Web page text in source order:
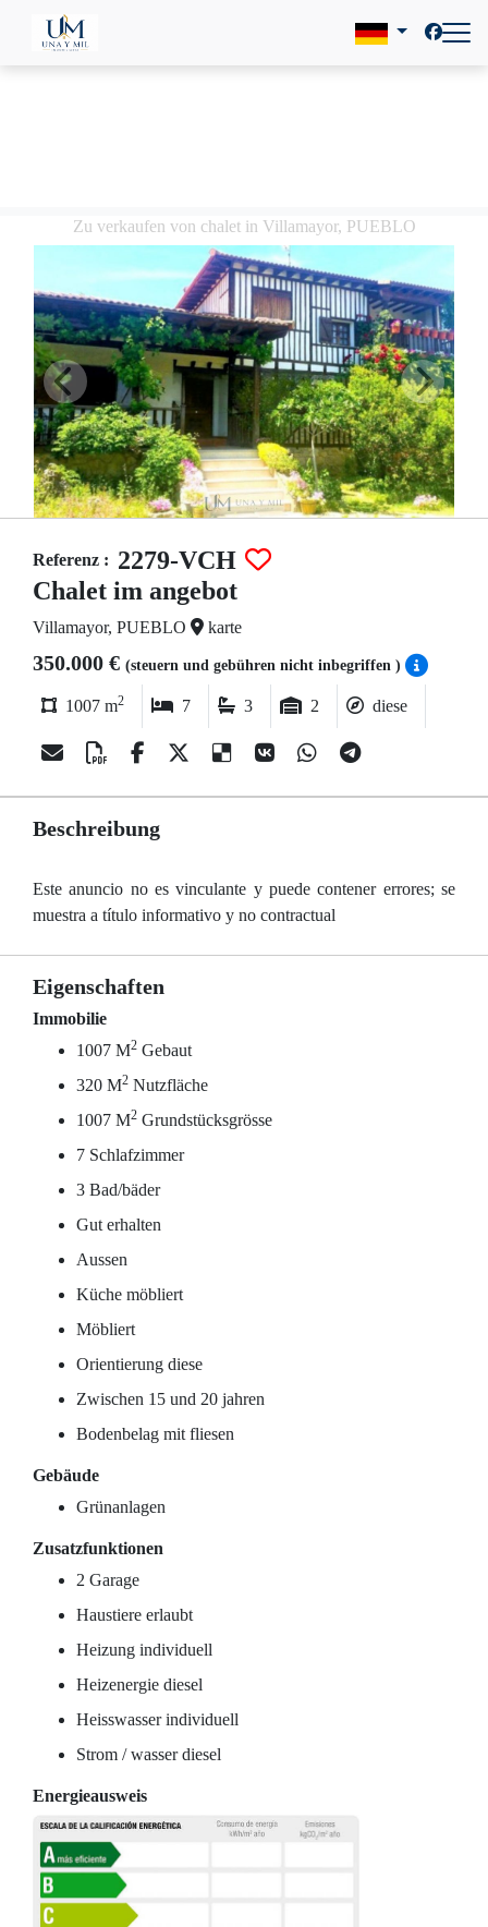
Zu verkaufen von chalet in Villamayor, PUEBLO
Referenz : 2279-VCH
Chalet im angebot
Villamayor, PUEBLO karte
350.000 € (steuern und gebühren nicht inbegriffen )
1007 m2 7 3 2 diese
Beschreibung
Este anuncio no es vinculante y puede contener errores; se
muestra a título informativo y no contractual
Eigenschaften
Immobilie
1007 M2 Gebaut
320 M2 Nutzfläche
1007 M2 Grundstücksgrösse
7 Schlafzimmer
3 Bad/bäder
Gut erhalten
Aussen
Küche möbliert
Möbliert
Orientierung diese
Zwischen 15 und 20 jahren
Bodenbelag mit fliesen
Gebäude
Grünanlagen
Zusatzfunktionen
2 Garage
Haustiere erlaubt
Heizung individuell
Heizenergie diesel
Heisswasser individuell
Strom / wasser diesel
Energieausweis